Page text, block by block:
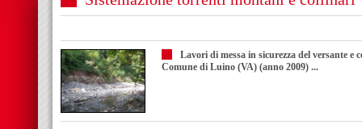
Lavori di messa in sicurezza del versante e
Comune di Luino (VA) (anno 2009) ...